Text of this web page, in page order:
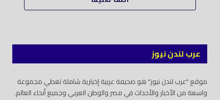
عرب لندن نيوز
موقع "عرب لندن نيوز" هو صحيفة عربية إخبارية شاملة تغطي مجموعة
واسعة من الأخبار والأحداث في مصر والوطن العربي وجميع أنحاء العالم.